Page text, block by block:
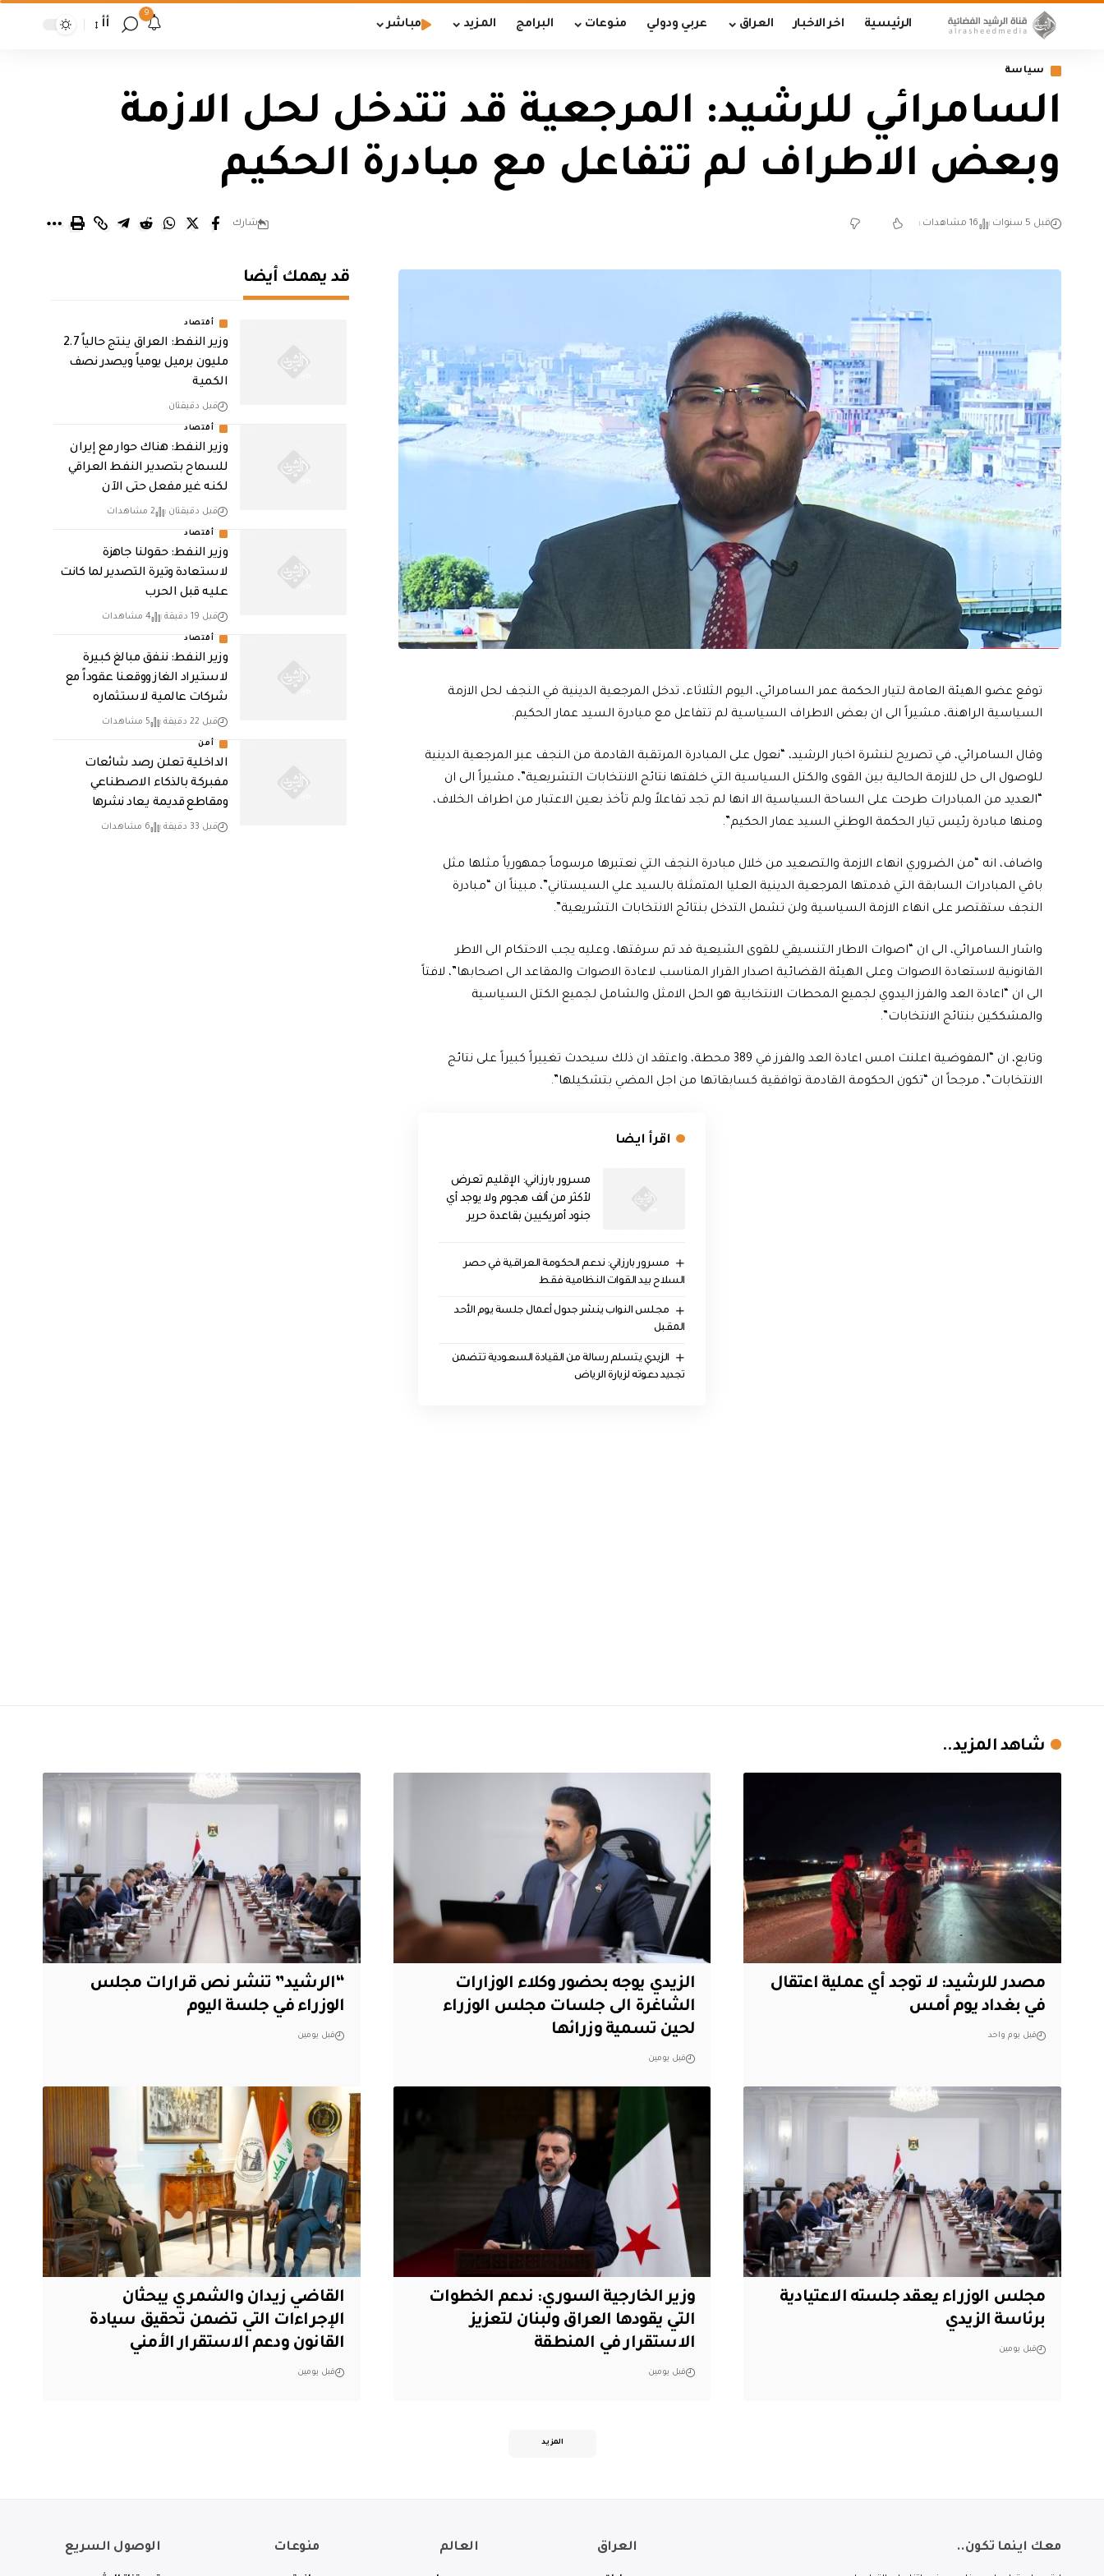
الرئيسية اخر الاخبار العراق عربي ودولي منوعات البرامج المزيد مباشر
9
أأ
سياسة
السامرائي للرشيد: المرجعية قد تتدخل لحل الازمة
وبعض الاطراف لم تتفاعل مع مبادرة الحكيم
قبل 5 سنوات 16 مشاهدات شارك
توقع عضو الهيئة العامة لتيار الحكمة عمر السامرائي، اليوم الثلاثاء، تدخل المرجعية الدينية في النجف لحل الازمة
السياسية الراهنة، مشيراً الى ان بعض الاطراف السياسية لم تتفاعل مع مبادرة السيد عمار الحكيم.
وقال السامرائي، في تصريح لنشرة اخبار الرشيد، “نعول على المبادرة المرتقبة القادمة من النجف عبر المرجعية الدينية
للوصول الى حل للازمة الحالية بين القوى والكتل السياسية التي خلفتها نتائج الانتخابات التشريعية”، مشيراً الى ان
“العديد من المبادرات طرحت على الساحة السياسية الا انها لم تجد تفاعلاً ولم تأخذ بعين الاعتبار من اطراف الخلاف،
ومنها مبادرة رئيس تيار الحكمة الوطني السيد عمار الحكيم”.
واضاف، انه “من الضروري انهاء الازمة والتصعيد من خلال مبادرة النجف التي نعتبرها مرسوماً جمهورياً مثلها مثل
باقي المبادرات السابقة التي قدمتها المرجعية الدينية العليا المتمثلة بالسيد علي السيستاني”، مبيناً ان “مبادرة
النجف ستقتصر على انهاء الازمة السياسية ولن تشمل التدخل بنتائج الانتخابات التشريعية”.
واشار السامرائي، الى ان “اصوات الاطار التنسيقي للقوى الشيعية قد تم سرقتها، وعليه يجب الاحتكام الى الاطر
القانونية لاستعادة الاصوات وعلى الهيئة القضائية اصدار القرار المناسب لاعادة الاصوات والمقاعد الى اصحابها”، لافتاً
الى ان “اعادة العد والفرز اليدوي لجميع المحطات الانتخابية هو الحل الامثل والشامل لجميع الكتل السياسية
والمشككين بنتائج الانتخابات”.
وتابع، ان “المفوضية اعلنت امس اعادة العد والفرز في 389 محطة، واعتقد ان ذلك سيحدث تغييراً كبيراً على نتائج
الانتخابات”، مرجحاً ان “تكون الحكومة القادمة توافقية كسابقاتها من اجل المضي بتشكيلها”.
اقرأ ايضا
مسرور بارزاني: الإقليم تعرض
لأكثر من ألف هجوم ولا يوجد أي
جنود أمريكيين بقاعدة حرير
مسرور بارزاني: ندعم الحكومة العراقية في حصر
السلاح بيد القوات النظامية فقط
مجلس النواب ينشر جدول أعمال جلسة يوم الأحد
المقبل
الزيدي يتسلم رسالة من القيادة السعودية تتضمن
تجديد دعوته لزيارة الرياض
قد يهمك أيضا
أقتصاد
وزير النفط: العراق ينتج حالياً 2.7
مليون برميل يومياً ويصدر نصف
الكمية
قبل دقيقتان
أقتصاد
وزير النفط: هناك حوار مع إيران
للسماح بتصدير النفط العراقي
لكنه غير مفعل حتى الآن
قبل دقيقتان 2 مشاهدات
أقتصاد
وزير النفط: حقولنا جاهزة
لاستعادة وتيرة التصدير لما كانت
عليه قبل الحرب
قبل 19 دقيقة 4 مشاهدات
أقتصاد
وزير النفط: ننفق مبالغ كبيرة
لاستيراد الغاز ووقعنا عقوداً مع
شركات عالمية لاستثماره
قبل 22 دقيقة 5 مشاهدات
أمن
الداخلية تعلن رصد شائعات
مفبركة بالذكاء الاصطناعي
ومقاطع قديمة يعاد نشرها
قبل 33 دقيقة 6 مشاهدات
شاهد المزيد..
مصدر للرشيد: لا توجد أي عملية اعتقال
في بغداد يوم أمس
قبل يوم واحد
الزيدي يوجه بحضور وكلاء الوزارات
الشاغرة الى جلسات مجلس الوزراء
لحين تسمية وزرائها
قبل يومين
“الرشيد” تنشر نص قرارات مجلس
الوزراء في جلسة اليوم
قبل يومين
مجلس الوزراء يعقد جلسته الاعتيادية
برئاسة الزيدي
قبل يومين
وزير الخارجية السوري: ندعم الخطوات
التي يقودها العراق ولبنان لتعزيز
الاستقرار في المنطقة
قبل يومين
القاضي زيدان والشمري يبحثان
الإجراءات التي تضمن تحقيق سيادة
القانون ودعم الاستقرار الأمني
قبل يومين
المزيد
معك اينما تكون.. العراق العالم منوعات الوصول السريع